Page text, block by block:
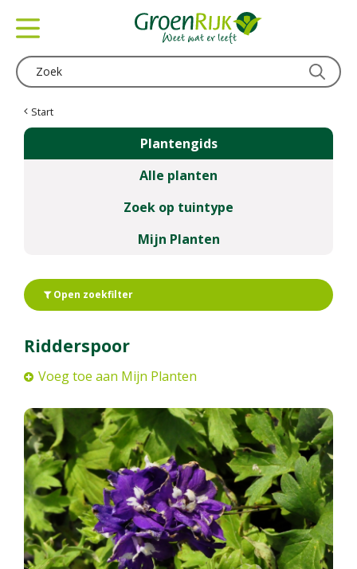
Start
Plantengids
Alle planten
Zoek op tuintype
Mijn Planten
Open zoekfilter
Ridderspoor
Voeg toe aan Mijn Planten